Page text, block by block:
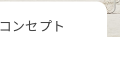
コンセプト